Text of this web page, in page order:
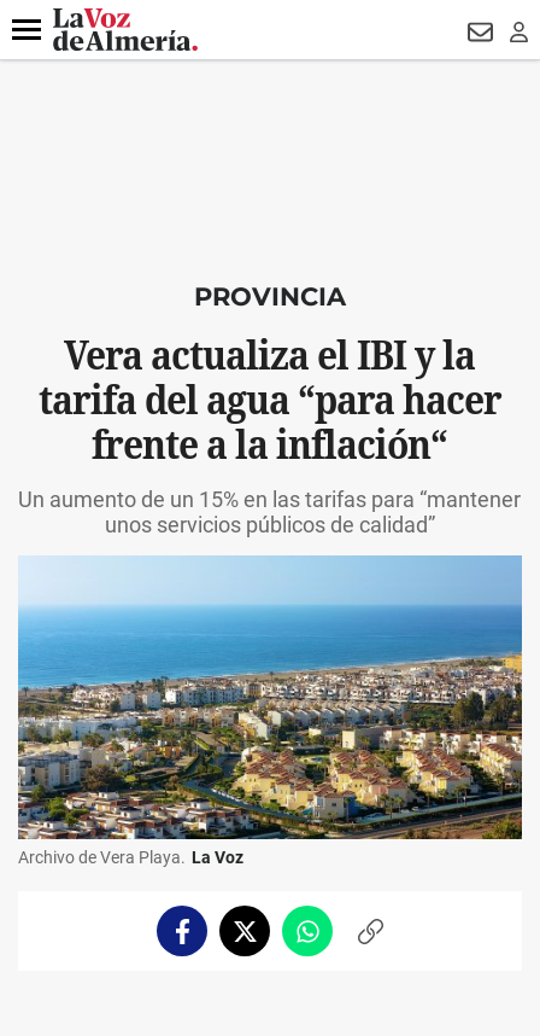
DESTACADO TURISMO
Menú
PROVINCIA
Vera actualiza el IBI y la
tarifa del agua “para hacer
frente a la inflación“
Un aumento de un 15% en las tarifas para “mantener
unos servicios públicos de calidad”
Archivo de Vera Playa. La Voz
FacebookTwitterWhatsappCopiar